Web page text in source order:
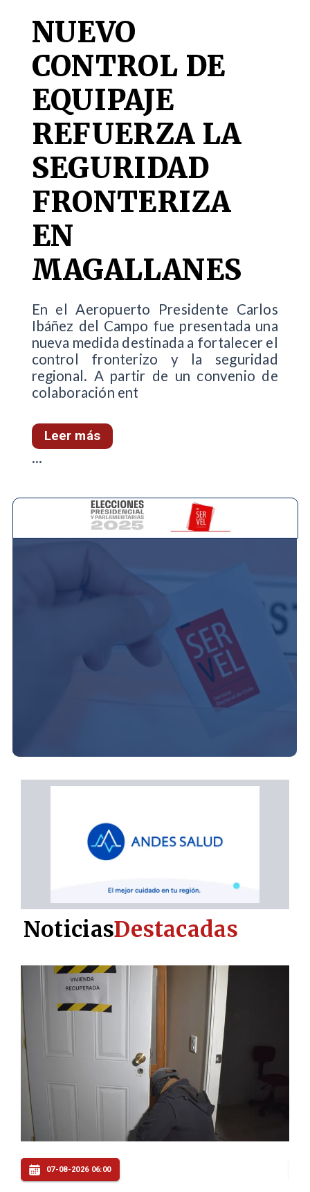
NUEVO
CONTROL DE
EQUIPAJE
REFUERZA LA
SEGURIDAD
FRONTERIZA
EN
MAGALLANES
En el Aeropuerto Presidente Carlos
Ibáñez del Campo fue presentada una
nueva medida destinada a fortalecer el
control fronterizo y la seguridad
regional. A partir de un convenio de
colaboración ent
Leer más
...
06-08-2026 22:00
NoticiasDestacadas